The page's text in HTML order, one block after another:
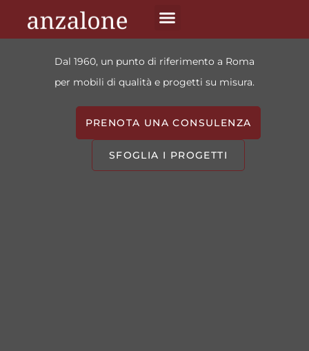
con stile e passione
Dal 1960, un punto di riferimento a Roma
per mobili di qualità e progetti su misura.
PRENOTA UNA CONSULENZA
SFOGLIA I PROGETTI